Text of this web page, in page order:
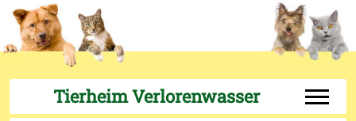
Tierheim Verlorenwasser Off-